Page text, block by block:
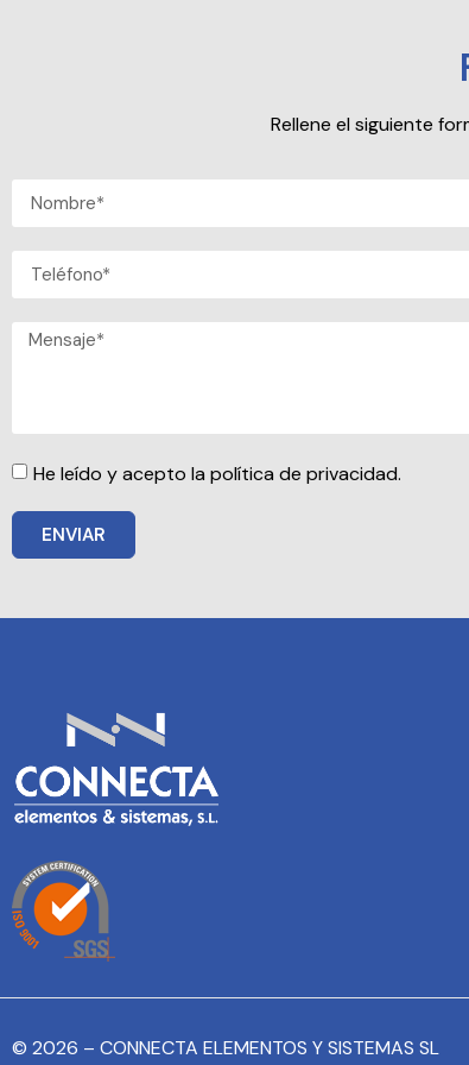
Rellene el siguiente
He leído y acepto la política de privacidad.
ENVIAR
© 2026 – CONNECTA ELEMENTOS Y SISTEMAS SL